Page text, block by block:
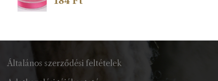
Általános szerződési feltételek